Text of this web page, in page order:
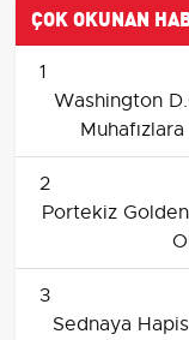
ÇOK OKUNAN
1
Washington
2
Portekiz
3
Sednaya